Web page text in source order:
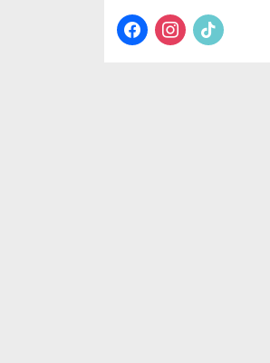
facebookinstagram
tiktok